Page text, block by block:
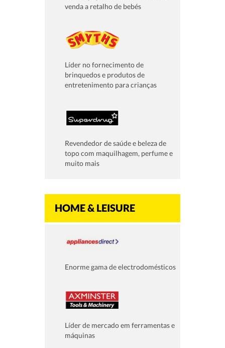
venda a retalho de bebés
Líder no fornecimento de
brinquedos e produtos de
entretenimento para crianças
Revendedor de saúde e beleza de
topo com maquilhagem, perfume e
muito mais
HOME & LEISURE
Enorme gama de electrodomésticos
Líder de mercado em ferramentas e
máquinas